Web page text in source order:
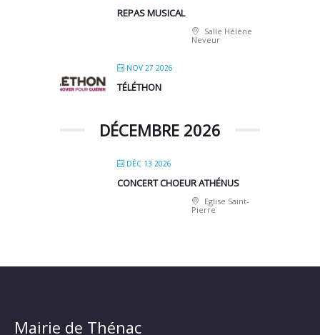
REPAS MUSICAL
Salle Hélène
Neveur
NOV 27 2026
TÉLÉTHON
DÉCEMBRE 2026
DÉC 13 2026
CONCERT CHOEUR ATHÉNUS
Eglise Saint-
Pierre
Mairie de Thénac